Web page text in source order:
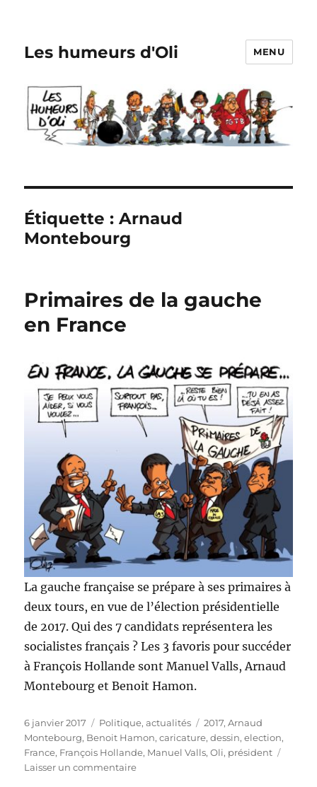
Les humeurs d'Oli MENU
Étiquette :Arnaud
Montebourg
Primaires de la gauche
en France
La gauche française se prépare à ses primaires à
deux tours, en vue de l’élection présidentielle
de 2017. Qui des 7 candidats représentera les
socialistes français ? Les 3 favoris pour succéder
à François Hollande sont Manuel Valls, Arnaud
Montebourg et Benoit Hamon.
Publié
le
6 janvier 2017 Catégories
Politique, actualités Étiquettes
2017,Arnaud
Montebourg, Benoit Hamon,caricature,dessin,election,
France, François Hollande, Manuel Valls,Oli, président
Laisser un commentairesur